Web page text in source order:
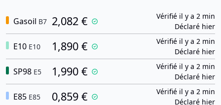
Gasoil B7 2,082 €
Vérifié il y a 2 min
Déclaré hier
E10 E10 1,890 €
Vérifié il y a 2 min
Déclaré hier
SP98 E5 1,990 €
Vérifié il y a 2 min
Déclaré hier
E85 E85 0,859 €
Vérifié il y a 2 min
Déclaré hier